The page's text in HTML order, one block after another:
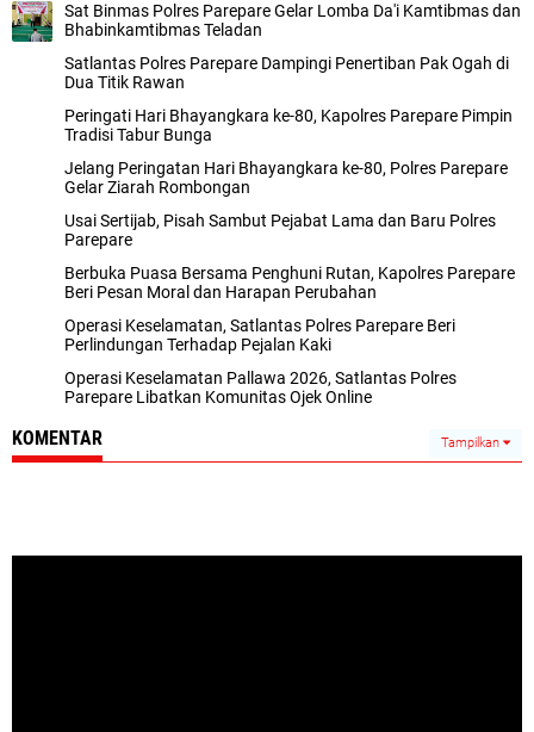
Sat Binmas Polres Parepare Gelar Lomba Da'i Kamtibmas dan
Bhabinkamtibmas Teladan
Satlantas Polres Parepare Dampingi Penertiban Pak Ogah di
Dua Titik Rawan
Peringati Hari Bhayangkara ke-80, Kapolres Parepare Pimpin
Tradisi Tabur Bunga
Jelang Peringatan Hari Bhayangkara ke-80, Polres Parepare
Gelar Ziarah Rombongan
Usai Sertijab, Pisah Sambut Pejabat Lama dan Baru Polres
Parepare
Berbuka Puasa Bersama Penghuni Rutan, Kapolres Parepare
Beri Pesan Moral dan Harapan Perubahan
Operasi Keselamatan, Satlantas Polres Parepare Beri
Perlindungan Terhadap Pejalan Kaki
Operasi Keselamatan Pallawa 2026, Satlantas Polres
Parepare Libatkan Komunitas Ojek Online
KOMENTAR Tampilkan